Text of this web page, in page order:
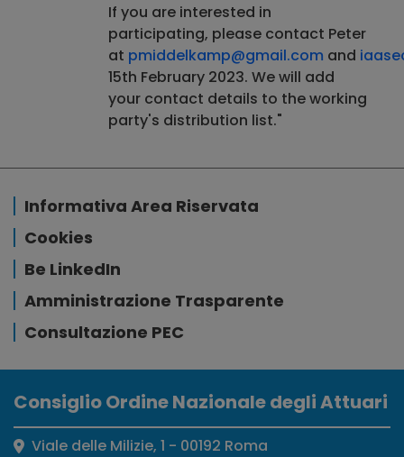
If you are interested in
participating, please contact Peter
at pmiddelkamp@gmail.com and
15th February 2023. We will add
your contact details to the working
party's distribution list."
Informativa Area Riservata
Cookies
Be LinkedIn
Amministrazione Trasparente
Consultazione PEC
Consiglio Ordine Nazionale degli Attuari
Viale delle Milizie, 1 - 00192 Roma